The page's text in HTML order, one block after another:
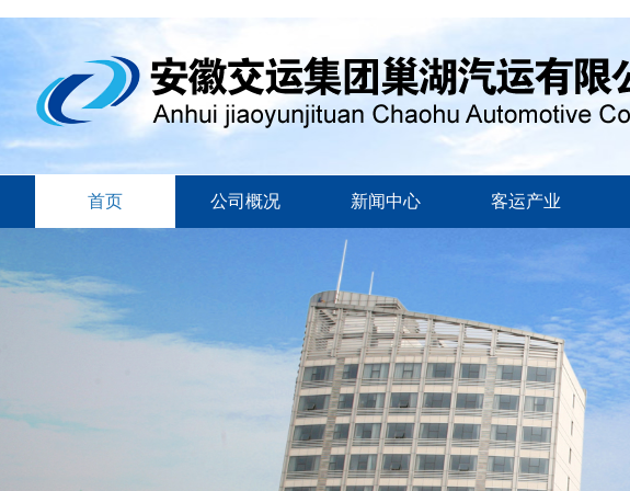
首页 公司概况 新闻中心 客运产业